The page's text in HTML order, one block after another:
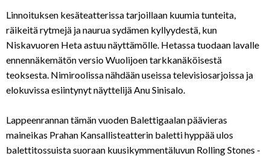
Linnoituksen kesäteatterissa tarjoillaan kuumia tunteita,
räikeitä rytmejä ja naurua sydämen kyllyydestä, kun
Niskavuoren Heta astuu näyttämölle. Hetassa tuodaan lavalle
ennennäkemätön versio Wuolijoen tarkka­näköisestä
teoksesta. Nimiroolissa nähdään useissa televisiosarjoissa ja
elokuvissa esiintynyt näyttelijä Anu Sinisalo.
Lappeenrannan tämän vuoden Balettigaalan päävieras
maineikas Prahan Kansallisteatterin baletti hyppää ulos
balettitossuista suoraan kuusikymmentäluvun Rolling Stones -